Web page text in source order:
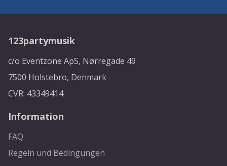
123partymusik
c/o Eventzone ApS, Nørregade 49
7500 Holstebro, Denmark
CVR: 43349414
Information
FAQ
Regeln und Bedingungen